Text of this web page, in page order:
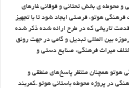
و محوطه ی بخش تحتانی و فوقانی غارهای
هوتو، فرصتی ایجاد شود تا با تجهیز
قدمت تاریخی که در طرح ارائه شده ذکر شده
بین المللی تبدیل و گامی در جهت رونق
میراث فرهنگی، صنایع دستی و
هوتو همچنان منتظر پاسخ‌های منطقی و
در پروژه‌ محوطه باستانی هوتو ـ‌کمربند